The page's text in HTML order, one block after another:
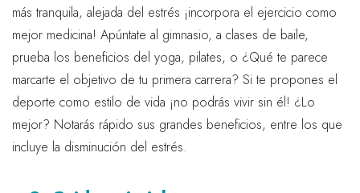
más tranquila, alejada del estrés ¡incorpora el ejercicio como
mejor medicina! Apúntate al gimnasio, a clases de baile,
prueba los beneficios del yoga, pilates, o ¿Qué te parece
marcarte el objetivo de tu primera carrera? Si te propones el
deporte como estilo de vida ¡no podrás vivir sin él! ¿Lo
mejor? Notarás rápido sus grandes beneficios, entre los que
incluye la disminución del estrés.